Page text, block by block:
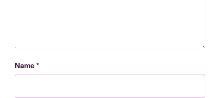
Name*